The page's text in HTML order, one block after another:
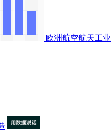
欧洲航空航天工